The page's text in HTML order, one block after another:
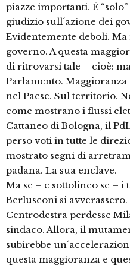
piazze importanti. È
giudizio sull´azione dei
Evidentemente deboli. Ma
governo. A questa
di ritrovarsi tale – cioè:
Parlamento.
nel Paese. Sul territorio.
come mostrano i flussi
Cattaneo di Bologna, il
perso voti in tutte le
mostrato segni di
padana. La sua enclave.
Ma se – e sottolineo se – i
Berlusconi si
Centrodestra perdesse
sindaco. Allora, il
subirebbe
questa maggioranza e